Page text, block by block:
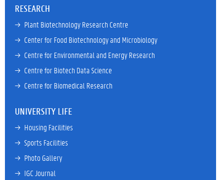
RESEARCH
→ Plant Biotechnology Research Centre
→ Center for Food Biotechnology and Microbiology
→ Centre for Environmental and Energy Research
→ Centre for Biotech Data Science
→ Centre for Biomedical Research
UNIVERSITY LIFE
→ Housing Facilities
→ Sports Facilities
→ Photo Gallery
→ IGC Journal